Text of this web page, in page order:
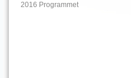
2016 Programmet